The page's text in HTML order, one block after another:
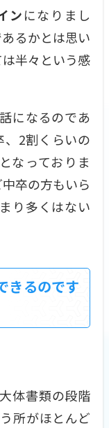
ンになりまし
るかとは思い
半々という感
になるのであ
、2割くらいの
なっておりま
卒の方もいら
り多くはない
きるのです
体書類の段階
所がほとんど